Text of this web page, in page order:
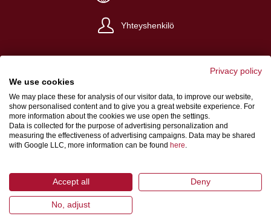
Yhteyshenkilö
Yritystiedot
Yleiset myyntiehdot
Tietosuoja
© 2026 Schwer Fittings
Privacy policy
We use cookies
We may place these for analysis of our visitor data, to improve our website,
show personalised content and to give you a great website experience. For
more information about the cookies we use open the settings.
Data is collected for the purpose of advertising personalization and
measuring the effectiveness of advertising campaigns. Data may be shared
with Google LLC, more information can be found here.
Accept all Deny
No, adjust